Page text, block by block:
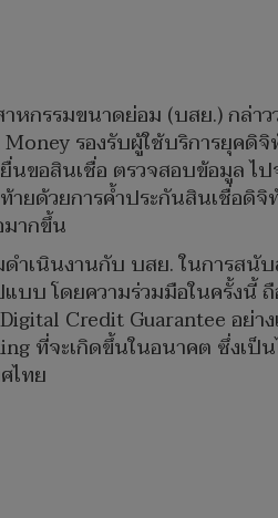
หกรรมขนาดย่อม (บสย.) กล่า
รองรับผู้ใช้บริการยุค
ยื่นขอสินเชื่อ ตรวจสอบข้อมูล
ด้วยการค้ำประกันสินเชื่อดิจิ
มากขึ้น
ดำเนินงานกับ บสย. ในการส
บ โดยความร่วมมือในครั้งนี้
Credit Guarantee อย่
ที่จะเกิดขึ้นในอนาคต ซึ่งเป็
ไทย